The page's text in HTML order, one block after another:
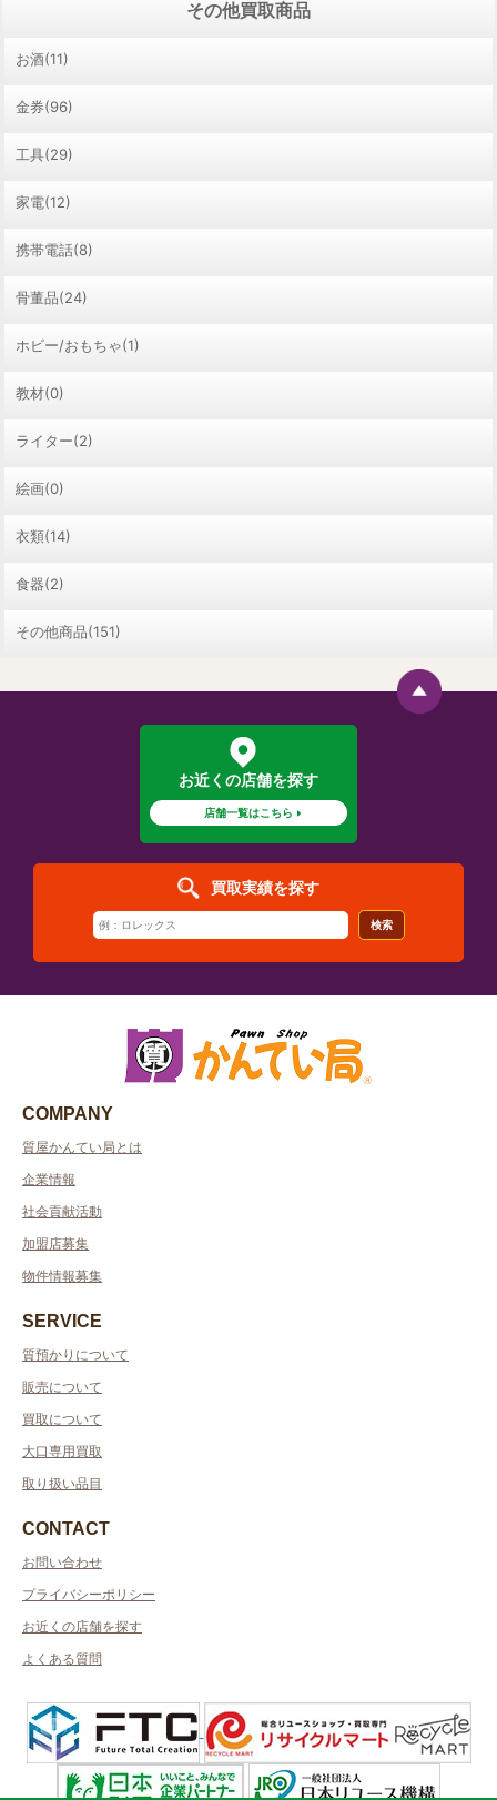
その他買取商品
お酒(11)
金券(96)
工具(29)
家電(12)
携帯電話(8)
骨董品(24)
ホビー/おもちゃ(1)
教材(0)
ライター(2)
絵画(0)
衣類(14)
食器(2)
その他商品(151)
お近くの店舗を探す
店舗一覧はこちら
買取実績を探す
検索
COMPANY
質屋かんてい局とは
企業情報
社会貢献活動
加盟店募集
物件情報募集
SERVICE
質預かりについて
販売について
買取について
大口専用買取
取り扱い品目
CONTACT
お問い合わせ
プライバシーポリシー
お近くの店舗を探す
よくある質問